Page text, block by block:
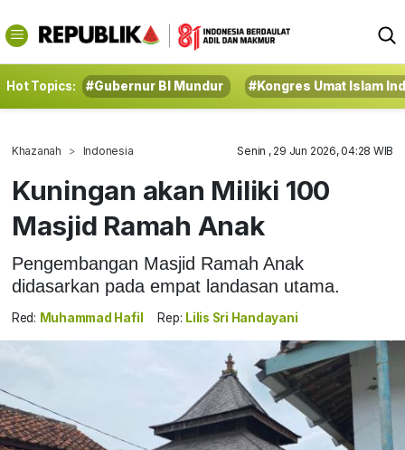
Hot Topics: #Gubernur BI Mundur #Kongres Umat Islam
Khazanah Indonesia Senin , 29 Jun 2026, 04:28 WIB
Kuningan akan Miliki 100
Masjid Ramah Anak
Pengembangan Masjid Ramah Anak
didasarkan pada empat landasan utama.
Red: Muhammad Hafil Rep: Lilis Sri Handayani